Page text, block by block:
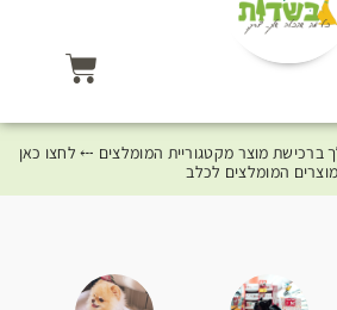
ברכישת מוצר מקטגוריית המומלצים ⤎ לחצו כאן
המומלצים לכלב